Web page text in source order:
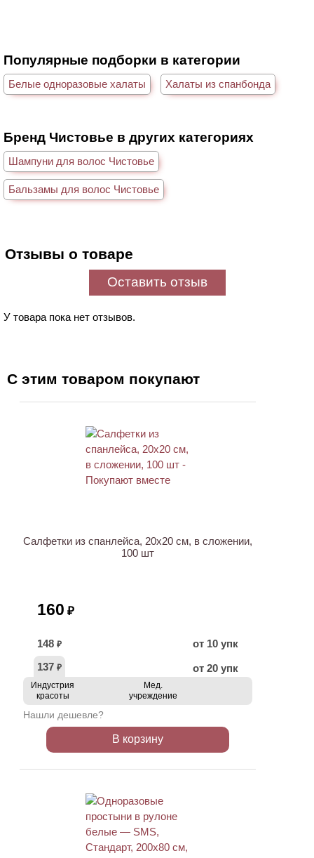
Популярные подборки в категории
Белые одноразовые халаты Халаты из спанбонда
Бренд Чистовье в других категориях
Шампуни для волос Чистовье
Бальзамы для волос Чистовье
Отзывы о товаре
Оставить отзыв
У товара пока нет отзывов.
С этим товаром покупают
Салфетки из спанлейса, 20х20 см, в сложении,
100 шт
160 ₽
148 ₽
от 10 упк
137 ₽ от 20 упк
Индустрия
красоты
Мед.
учреждение
Нашли дешевле?
В корзину